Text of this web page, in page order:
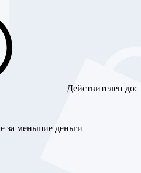
Действителен до:
за меньшие деньги